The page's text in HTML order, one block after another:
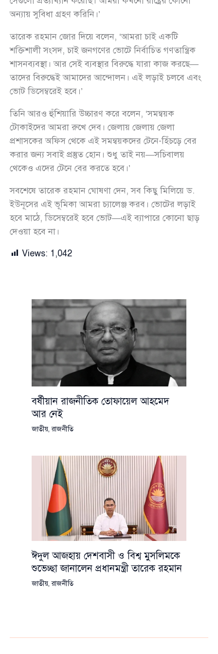
অন্যায় সুবিধা গ্রহণ করিনি।’
তারেক রহমান জোর দিয়ে বলেন, ‘আমরা চাই একটি
শক্তিশালী সংসদ, চাই জনগণের ভোটে নির্বাচিত গণতান্ত্রিক
শাসনব্যবস্থা। আর সেই ব্যবস্থার বিরুদ্ধে যারা কাজ করছে—
তাদের বিরুদ্ধেই আমাদের আন্দোলন। এই লড়াই চলবে এবং
ভোট ডিসেম্বরেই হবে।’
তিনি আরও হুঁশিয়ারি উচ্চারণ করে বলেন, ‘সমন্বয়ক
টোকাইদের আমরা রুখে দেব। জেলায় জেলায় জেলা
প্রশাসকের অফিস থেকে এই সমন্বয়কদের টেনে-হিঁচড়ে বের
করার জন্য সবাই প্রস্তুত হোন। শুধু তাই নয়—সচিবালয়
থেকেও এদের টেনে বের করতে হবে।’
সবশেষে তারেক রহমান ঘোষণা দেন, সব কিছু মিলিয়ে ড.
ইউনূসের এই ভূমিকা আমরা চ্যালেঞ্জ করব। ভোটের লড়াই
হবে মাঠে, ডিসেম্বরেই হবে ভোট—এই ব্যাপারে কোনো ছাড়
দেওয়া হবে না।
Views: 1,042
বর্ষীয়ান রাজনীতিক তোফায়েল আহমেদ
আর নেই
জাতীয়,রাজনীতি
ঈদুল আজহায় দেশবাসী ও বিশ্ব মুসলিমকে
শুভেচ্ছা জানালেন প্রধানমন্ত্রী তারেক রহমান
জাতীয়,রাজনীতি